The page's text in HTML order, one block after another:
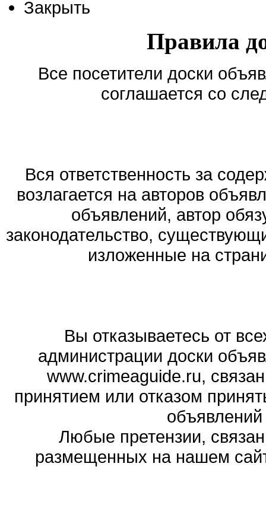
Закрыть
Правила
Все посетители доски
соглашается со
Вся ответственность за
возлагается на авторов
объявлений, автор
законодательство,
изложенные на
Вы отказываетесь от
администрации доски
www.crimeaguide.ru,
принятием или отказом
Любые претензии,
размещенных на нашем